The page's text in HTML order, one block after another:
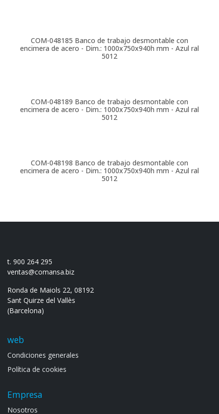
COM-048185 Banco de trabajo desmontable con
encimera de acero - Dim.: 1000x750x940h mm - Azul ral
5012
COM-048189 Banco de trabajo desmontable con
encimera de acero - Dim.: 1000x750x940h mm - Azul ral
5012
COM-048198 Banco de trabajo desmontable con
encimera de acero - Dim.: 1000x750x940h mm - Azul ral
5012
t. 900 264 295
ventas@comansa.biz
Ronda de Maiols 22, 08192
Sant Quirze del Vallès
(Barcelona)
web
Condiciones generales
Política de cookies
Empresa
Noso​tros